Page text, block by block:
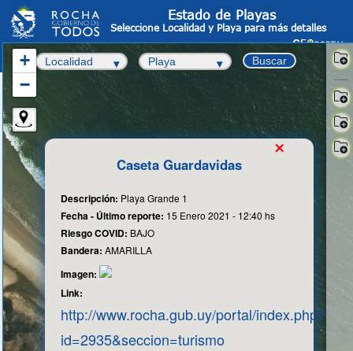
Estado de Playas
Seleccione Localidad y Playa para más detalles
Buscar
Caseta Guardavidas
Descripción: Playa Grande 1
Fecha - Último reporte: 15 Enero 2021 - 12:40 hs
Riesgo COVID: BAJO
Bandera:AMARILLA
Imagen:
Link:
http://www.rocha.gub.uy/portal/index.php?
id=2935&seccion=turismo
×
+
−
-